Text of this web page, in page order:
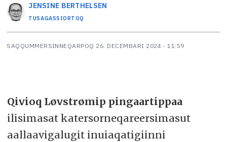
JENSINE BERTHELSEN
TUSAGASSIORTOQ
SAQQUMMERSINNEQARPOQ 26. DECEMBARI 2024 - 11:59
Qivioq Løvstrømip pingaartippaa
ilisimasat katersorneqareersimasut
aallaavigalugit inuiaqatigiinni